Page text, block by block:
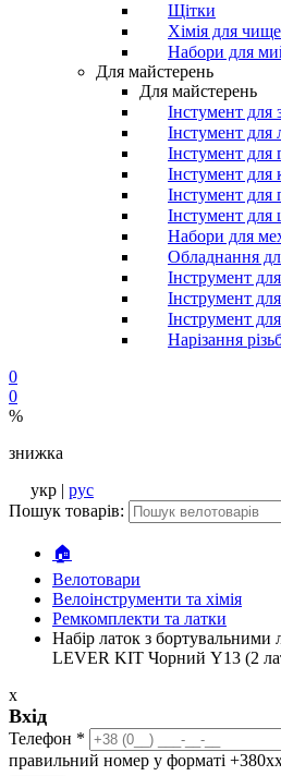
Щітки
Хімія для
Набори для
Для майстерень
Для майстерень
Інстумент для
Інстумент для
Інстумент для
Інстумент для
Інстумент для
Інстумент для
Набори для
Обладнання
Інструмент
Інструмент
Інструмент
Нарізання
0
0
%
знижка
укр | рус
Пошук товарів:
🏠
Велотовари
Велоінструменти та хімія
Ремкомплекти та латки
Набір латок з
LEVER KIT Чорний Y13 (2
x
Вхід
Телефон *
правильний номер у форматі